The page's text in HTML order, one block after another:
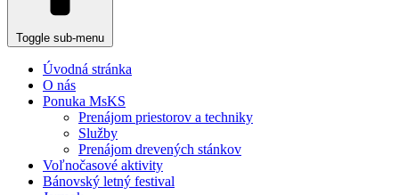
Toggle sub-menu
Úvodná stránka
O nás
Ponuka MsKS
Prenájom priestorov a techniky
Služby
Prenájom drevených stánkov
Voľnočasové aktivity
Bánovský letný festival